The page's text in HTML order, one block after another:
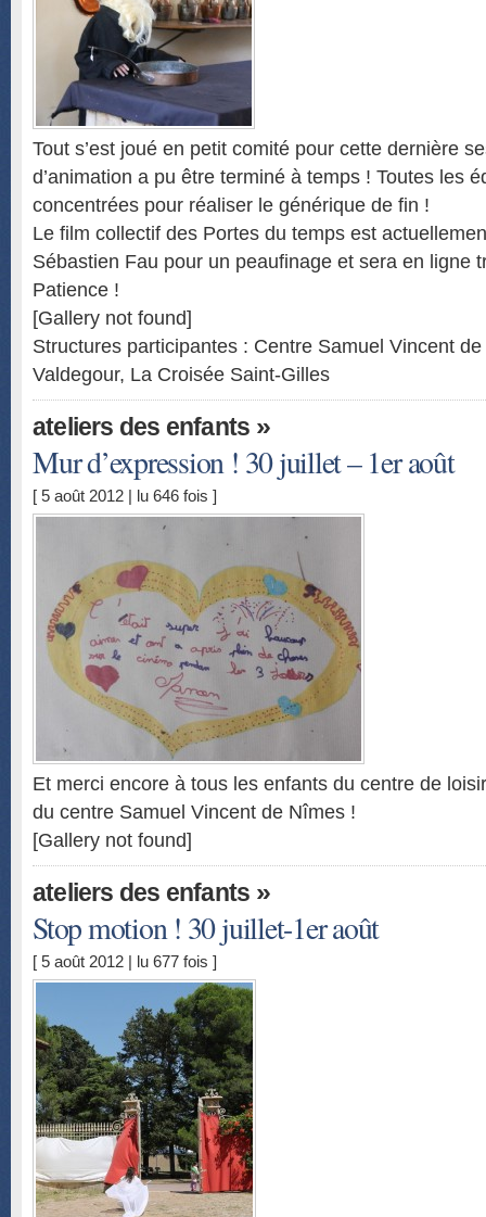
Tout s’est joué en petit comité pour cette dernière
d’animation a pu être terminé à temps ! Toutes les
concentrées pour réaliser le générique de fin !
Le film collectif des Portes du temps est
Sébastien Fau pour un peaufinage et sera en ligne
Patience !
[Gallery not found]
Structures participantes : Centre Samuel Vincent
Valdegour, La Croisée Saint-Gilles
ateliers des enfants »
Mur d’expression ! 30 juillet – 1er août
[ 5 août 2012 | lu 646 fois ]
Et merci encore à tous les enfants du centre de
du centre Samuel Vincent de Nîmes !
[Gallery not found]
ateliers des enfants »
Stop motion ! 30 juillet-1er août
[ 5 août 2012 | lu 677 fois ]